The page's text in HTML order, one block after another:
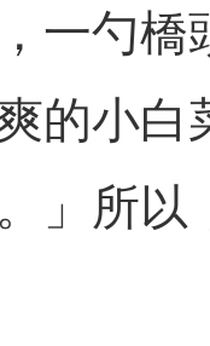
一勺橋
的小白
」所以